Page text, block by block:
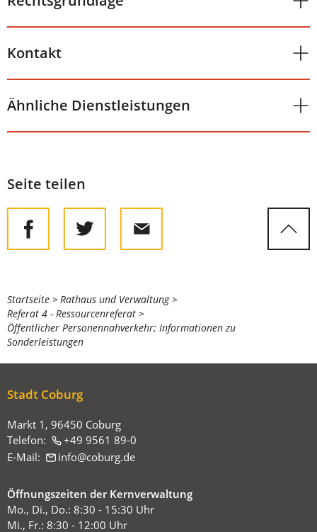
Kontakt
Ähnliche Dienstleistungen
Seite teilen
Sie
befinden
sich
hier:
Startseite
Rathaus und Verwaltung
Referat 4 - Ressourcenreferat
Öffentlicher Personennahverkehr; Informationen zu
Sonderleistungen
Stadt Coburg
Markt 1, 96450 Coburg
Telefon:
+49 9561 89-0
E-Mail:
info coburg de
Öffnungszeiten der Kernverwaltung
Mo., Di., Do.: 8:30 - 15:30 Uhr
Mi., Fr.: 8:30 - 12:00 Uhr